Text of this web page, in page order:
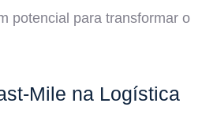
potencial para transformar o
Mile na Logística